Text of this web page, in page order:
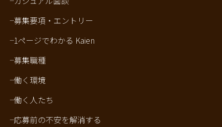
募集要項・エントリー
1ページでわかる Kaien
募集職種
働く環境
働く人たち
応募前の不安を解消する